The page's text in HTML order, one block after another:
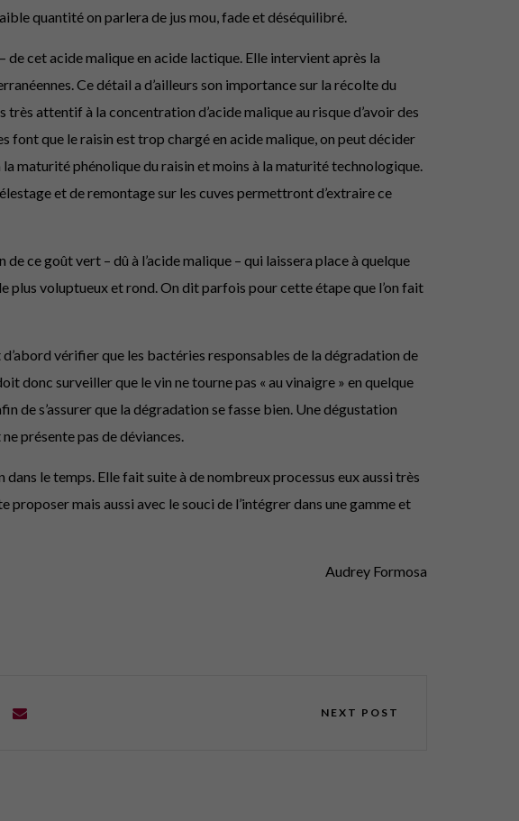
quantité on parlera de jus mou, fade et déséquilibré.
cet acide malique en acide lactique. Elle intervient après la
Ce détail a d’ailleurs son importance sur la récolte du
attentif à la concentration d’acide malique au risque d’avoir des
que le raisin est trop chargé en acide malique, on peut décider
maturité phénolique du raisin et moins à la maturité technologique.
et de remontage sur les cuves permettront d’extraire ce
ce goût vert – dû à l’acide malique – qui laissera place à quelque
plus voluptueux et rond. On dit parfois pour cette étape que l’on fait
vérifier que les bactéries responsables de la dégradation de
donc surveiller que le vin ne tourne pas « au vinaigre » en quelque
de s’assurer que la dégradation se fasse bien. Une dégustation
présente pas de déviances.
le temps. Elle fait suite à de nombreux processus eux aussi très
mais aussi avec le souci de l’intégrer dans une gamme et
Audrey Formosa
NEXT POST